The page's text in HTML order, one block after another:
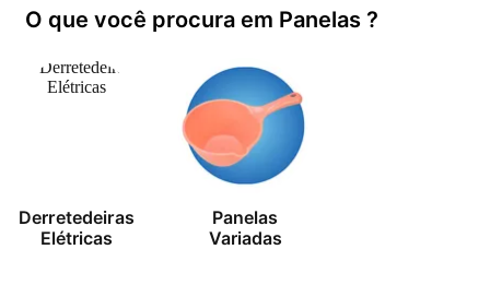
O que você procura em Panelas ?
Derretedeiras
Elétricas
Panelas
Variadas